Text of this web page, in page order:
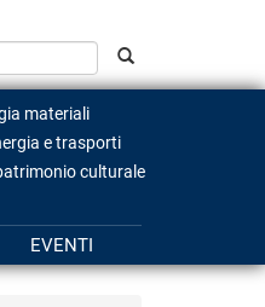
materiali
e trasporti
culturale
EVENTI